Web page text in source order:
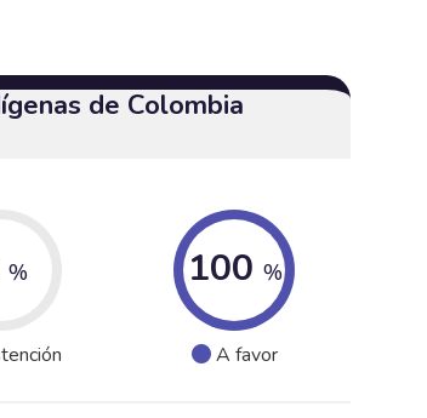
de Colombia
% 100 %
A favor